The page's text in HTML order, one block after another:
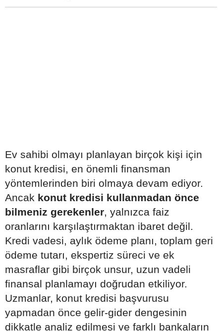
Ev sahibi olmayı planlayan birçok kişi için
konut kredisi, en önemli finansman
yöntemlerinden biri olmaya devam ediyor.
Ancak konut kredisi kullanmadan önce
bilmeniz gerekenler, yalnızca faiz
oranlarını karşılaştırmaktan ibaret değil.
Kredi vadesi, aylık ödeme planı, toplam geri
ödeme tutarı, ekspertiz süreci ve ek
masraflar gibi birçok unsur, uzun vadeli
finansal planlamayı doğrudan etkiliyor.
Uzmanlar, konut kredisi başvurusu
yapmadan önce gelir-gider dengesinin
dikkatle analiz edilmesi ve farklı bankaların